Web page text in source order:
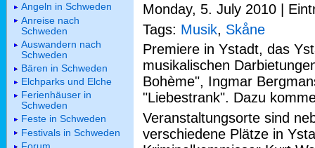
Monday, 5. July 2010 |
Tags: Musik, Skåne
Premiere in Ystadt, das
musikalischen
Bohème", Ingmar
"Liebestrank". Dazu
Veranstaltungsorte sind
verschiedene Plätze in
Angeln in Schweden
Anreise nach
Schweden
Auswandern nach
Schweden
Bären in Schweden
Elchparks und Elche
Ferienhäuser in
Schweden
Feste in Schweden
Festivals in Schweden